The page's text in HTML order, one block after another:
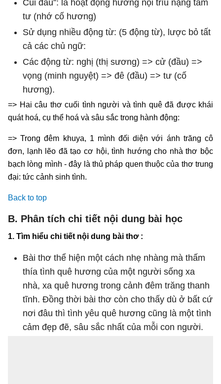
Cúi đầu”: là hoạt động hướng nội trĩu nặng tâm
tư (nhớ cố hương)
Sử dụng nhiều động từ: (5 động từ), lược bỏ tất
cả các chủ ngữ:
Các động từ: nghị (thị sương) => cử (đầu) =>
vọng (minh nguyệt) => đê (đầu) => tư (cố
hương).
=> Hai câu thơ cuối tình người và tình quê đã được khái
quát hoá, cụ thể hoá và sâu sắc trong hành động:
=> Trong đêm khuya, 1 mình đối diện với ánh trăng cô
đơn, lạnh lẽo đã tạo cơ hội, tình hướng cho nhà thơ bộc
bạch lòng mình - đây là thủ pháp quen thuộc của thơ trung
đại: tức cảnh sinh tình.
Back to top
B. Phân tích chi tiết nội dung bài học
1. Tìm hiểu chi tiết nội dung bài thơ :
Bài thơ thể hiện một cách nhẹ nhàng mà thấm
thía tình quê hương của một người sống xa
nhà, xa quê hương trong cảnh đêm trăng thanh
tĩnh. Đồng thời bài thơ còn cho thấy dù ở bất cứ
nơi đâu thì tình yêu quê hương cũng là một tình
cảm đẹp đẽ, sâu sắc nhất của mỗi con người.